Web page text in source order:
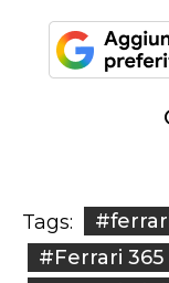
Tags:
#Ferrari 365